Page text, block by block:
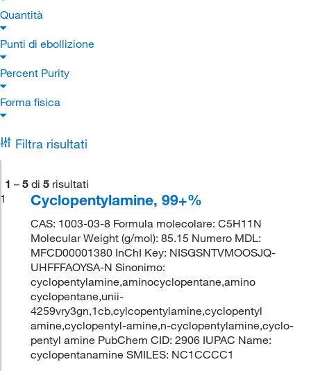
Quantità
Punti di ebollizione
Percent Purity
Forma fisica
Filtra risultati
1 – 5 di 5 risultati
1
Cyclopentylamine, 99+%
CAS: 1003-03-8 Formula molecolare: C5H11N
Molecular Weight (g/mol): 85.15 Numero MDL:
MFCD00001380 InChI Key: NISGSNTVMOOSJQ-
UHFFFAOYSA-N Sinonimo:
cyclopentylamine,aminocyclopentane,amino
cyclopentane,unii-
4259vry3gn,1cb,cylcopentylamine,cyclopentyl
amine,cyclopentyl-amine,n-cyclopentylamine,cyclo-
pentyl amine PubChem CID: 2906 IUPAC Name:
cyclopentanamine SMILES: NC1CCCC1